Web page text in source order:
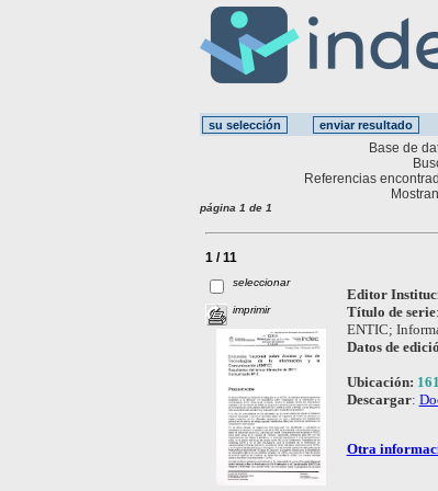
Base de
Referencias
página 1 de 1
1 / 11
seleccionar
imprimir
Editor
Título de serie:
ENTIC;
Datos de
Ubicación: 161
Descargar:
Otra